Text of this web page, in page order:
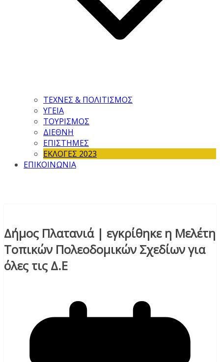
ΤΕΧΝΕΣ & ΠΟΛΙΤΙΣΜΟΣ
ΥΓΕΙΑ
ΤΟΥΡΙΣΜΟΣ
ΔΙΕΘΝΗ
ΕΠΙΣΤΗΜΕΣ
ΕΚΛΟΓΕΣ 2023
ΕΠΙΚΟΙΝΩΝΙΑ
Δήμος Πλατανιά | εγκρίθηκε η Μελέτη
Τοπικών Πολεοδομικών Σχεδίων για
όλες τις Δ.Ε